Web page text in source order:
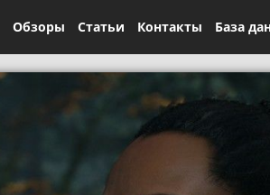
Обзоры Статьи Контакты База